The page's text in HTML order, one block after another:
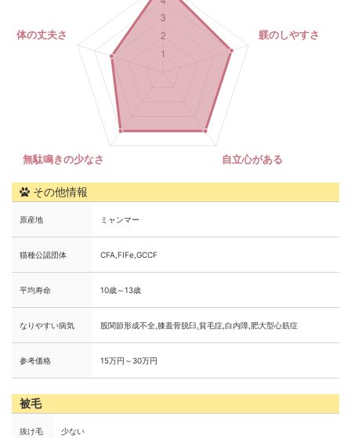
その他情報
原産地 ミャンマー
猫種公認団体 CFA,FIFe,GCCF
平均寿命 10歳～13歳
なりやすい病気 股関節形成不全,膝蓋骨脱臼,貧毛症,白内障,肥大型心筋症
参考価格 15万円～30万円
被毛
抜け毛 少ない